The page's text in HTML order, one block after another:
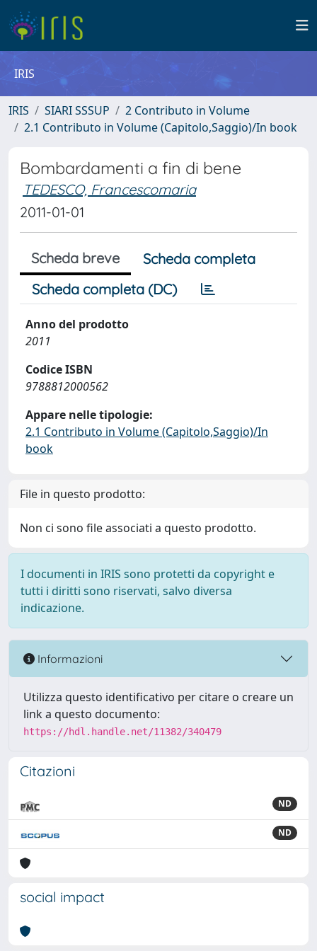
IRIS
IRIS SIARI SSSUP
2 Contributo in Volume
2.1 Contributo in Volume (Capitolo,Saggio)/In book
Bombardamenti a fin di bene
TEDESCO, Francescomaria
2011-01-01
Scheda breve
Scheda completa
Scheda completa (DC)
Anno del prodotto
2011
Codice ISBN
9788812000562
Appare nelle tipologie:
2.1 Contributo in Volume (Capitolo,Saggio)/In
book
File in questo prodotto:
Non ci sono file associati a questo prodotto.
I documenti in IRIS sono protetti da copyright e
tutti i diritti sono riservati, salvo diversa
indicazione.
Informazioni
Utilizza questo identificativo per citare o creare un
link a questo documento:
https://hdl.handle.net/11382/340479
Citazioni
ND
ND
social impact